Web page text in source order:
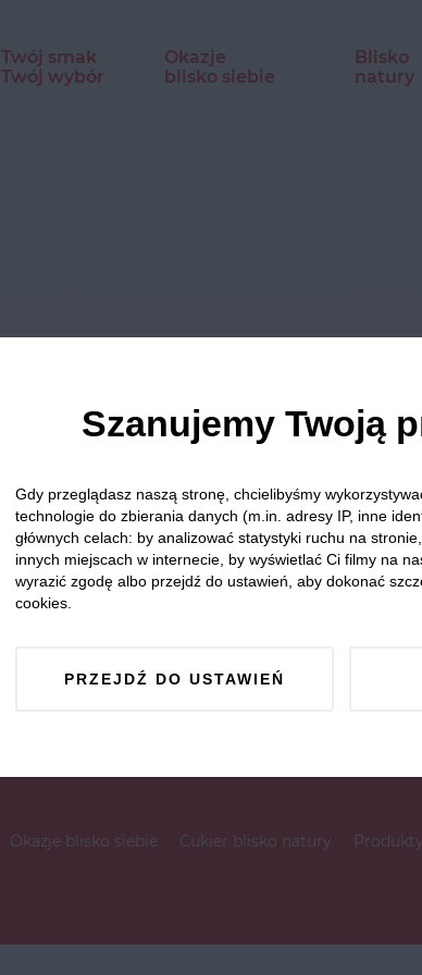
Twój smak
Twój wybór
Okazje
blisko siebie
Blisko
natury
Okazje blisko siebie Cukier blisko natury Produkty
Szanujemy Twoją
Gdy przeglądasz naszą stronę, chcielibyśmy
technologie do zbierania danych (m.in. adresy IP, inne
głównych celach: by analizować statystyki ruchu na
innych miejscach w internecie, by wyświetlać Ci filmy na
wyrazić zgodę albo przejdź do ustawień, aby dokonać
cookies.
PRZEJDŹ DO USTAWIEŃ